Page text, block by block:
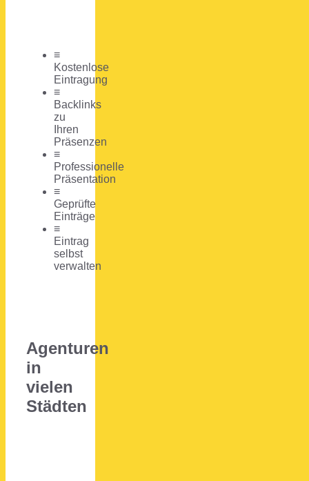
≡
Kostenlose
Eintragung
≡
Backlinks
zu
Ihren
Präsenzen
≡
Professionelle
Präsentation
≡
Geprüfte
Einträge
≡
Eintrag
selbst
verwalten
Agenturen
in
vielen
Städten